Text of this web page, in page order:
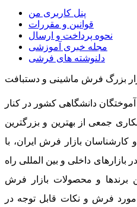
پنل کاربری من
قوانین و مقررات
نحوه پرداخت و ارسال
مجله خبری آموزشی
دلنوشته های فرشی
بزرگ فرش ماشینی و دستبافت
دانشگاهی کشور در کنار
جمعی از بهترین و بزرگترین
کارشناسان بازار فرش ایران، با
داخلی و بین المللی راه
برندها و محصولات بازار فرش
فرش و نکات قابل توجه در